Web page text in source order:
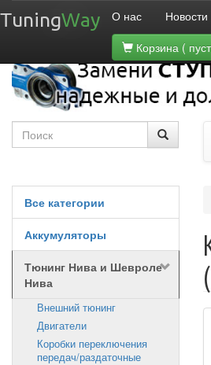
TuningWay О нас Новости
Корзина (
Все категории
Аккумуляторы
Тюнинг Нива и Шевроле
Нива
Внешний тюнинг
Двигатели
Коробки переключения
передач/раздаточные